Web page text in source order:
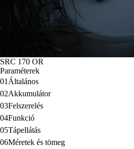
SRC 170 OR
Paraméterek
01 Általános
02Akkumulátor
03Felszerelés
04Funkció
05Tápellátás
06Méretek és tömeg